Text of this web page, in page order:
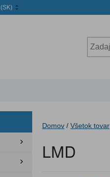
(SK)
Domov / Všetok tovar
LMD